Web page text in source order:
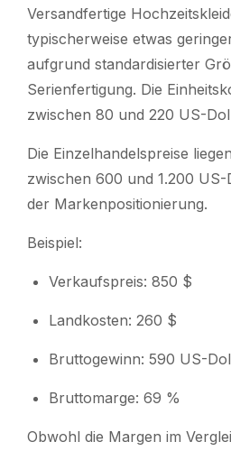
Versandfertige
typischerweise etwas
aufgrund standardisierter
Serienfertigung. Die
zwischen 80 und 220 US-
Die Einzelhandelspreise
zwischen 600 und 1.200
der Markenpositionierung.
Beispiel:
Verkaufspreis: 850 $
Landkosten: 260 $
Bruttogewinn: 590 US-
Bruttomarge: 69 %
Obwohl die Margen im